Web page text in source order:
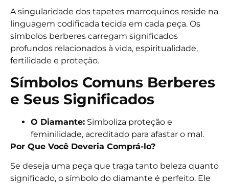
A singularidade dos tapetes marroquinos reside na
linguagem codificada tecida em cada peça. Os
símbolos berberes carregam significados
profundos relacionados à vida, espiritualidade,
fertilidade e proteção.
Símbolos Comuns Berberes
e Seus Significados
O Diamante: Simboliza proteção e
feminilidade, acreditado para afastar o mal.
Por Que Você Deveria Comprá-lo?
Se deseja uma peça que traga tanto beleza quanto
significado, o símbolo do diamante é perfeito. Ele